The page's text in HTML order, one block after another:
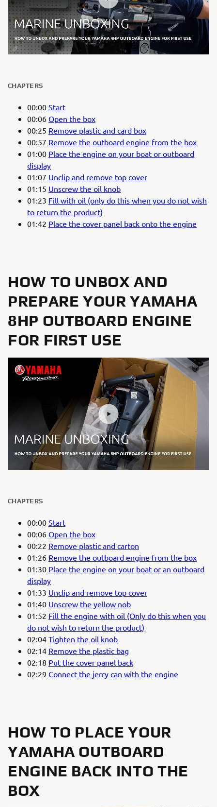
CHAPTERS
00:00 Start
00:06 Open the box
00:25 Remove plastic and card box
00:57 Remove the outboard engine from the box
01:00 Place the engine on your boat or outboard
display
01:07 Unclip and remove top cover
01:15 Unscrew the oil knob
01:23 Fill with oil (only do this when you do not wish
to return the product)
01:42 Place the cover panel back onto the engine
HOW TO UNBOX AND
PREPARE YOUR YAMAHA
8HP OUTBOARD ENGINE
FOR FIRST USE
CHAPTERS
00:00 Start
00:06 Open the box
00:22 Remove plastic and carton
01:26 Remove the outboard engine from the box
01:30 Place the engine on your boat or an outboard
display
01:33 Unclip and remove top cover
01:40 Unscrew the yellow nob
01:52 Fill the engine with oil (Only do this when you
do not wish to return the product)
02:04 Tighten the oil knob
02:14 Remove the plastic bag
02:18 Put the cover panel back
02:29 Connect the jerry can with the engine
HOW TO PLACE YOUR
YAMAHA OUTBOARD
ENGINE BACK INTO THE
BOX